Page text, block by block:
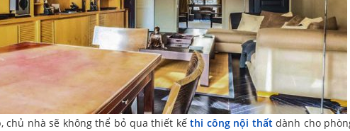
chủ nhà sẽ không thể bỏ qua thiết kếthi công nội thấtdành cho